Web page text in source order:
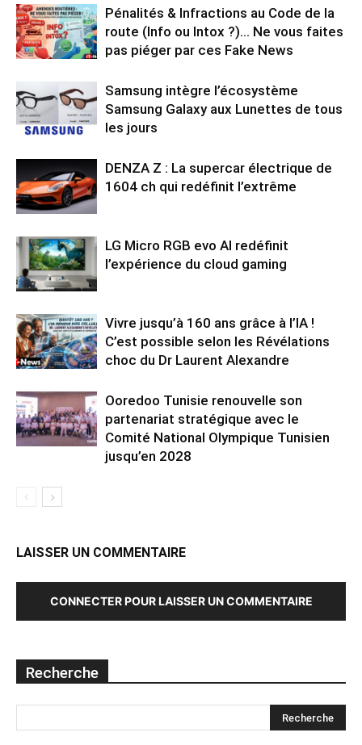
Pénalités & Infractions au Code de la
route (Info ou Intox ?)… Ne vous faites
pas piéger par ces Fake News
Samsung intègre l’écosystème
Samsung Galaxy aux Lunettes de tous
les jours
DENZA Z : La supercar électrique de
1604 ch qui redéfinit l’extrême
LG Micro RGB evo AI redéfinit
l’expérience du cloud gaming
Vivre jusqu’à 160 ans grâce à l’IA !
C’est possible selon les Révélations
choc du Dr Laurent Alexandre
Ooredoo Tunisie renouvelle son
partenariat stratégique avec le
Comité National Olympique Tunisien
jusqu’en 2028
LAISSER UN COMMENTAIRE
CONNECTER POUR LAISSER UN COMMENTAIRE
Recherche